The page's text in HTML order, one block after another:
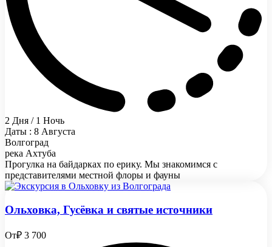
2 Дня / 1 Ночь
Даты : 8 Августа
Волгоград
река Ахтуба
Прогулка на байдарках по ерику. Мы знакомимся с
представителями местной флоры и фауны
Ольховка, Гусёвка и святые источники
От₽ 3 700